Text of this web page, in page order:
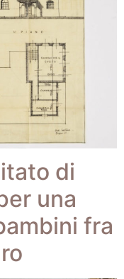
di
una
fra